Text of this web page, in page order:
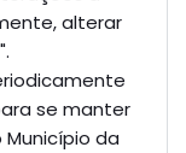
alterar
se manter
da